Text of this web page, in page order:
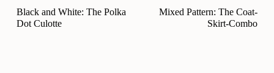
Black and White: The Polka
Dot Culotte
Mixed Pattern: The Coat-
Skirt-Combo